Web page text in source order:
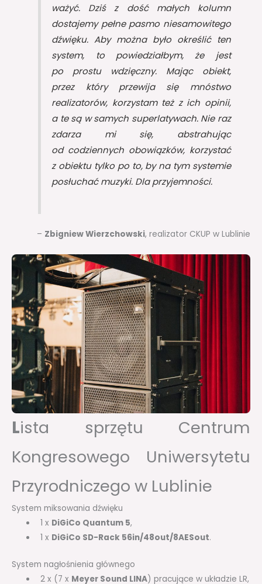
ważyć. Dziś z dość małych kolumn
dostajemy pełne pasmo niesamowitego
dźwięku. Aby można było określić ten
system, to powiedziałbym, że jest
po prostu wdzięczny. Mając obiekt,
przez który przewija się mnóstwo
realizatorów, korzystam też z ich opinii,
a te są w samych superlatywach. Nie raz
zdarza mi się, abstrahując
od codziennych obowiązków, korzystać
z obiektu tylko po to, by na tym systemie
posłuchać muzyki. Dla przyjemności.
– Zbigniew Wierzchowski, realizator CKUP w Lublinie
Lista sprzętu Centrum
Kongresowego Uniwersytetu
Przyrodniczego w Lublinie
System miksowania dźwięku
1 x DiGiCo Quantum 5,
1 x DiGiCo SD-Rack 56in/48out/8AESout.
System nagłośnienia głównego
2 x (7 x Meyer Sound LINA) pracujące w układzie LR,